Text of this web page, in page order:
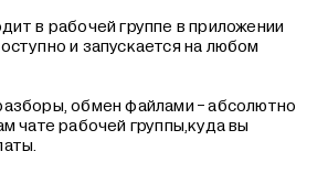
в рабочей группе в приложении
и запускается на любом
обмен файлами - абсолютно
чате рабочей группы,куда вы